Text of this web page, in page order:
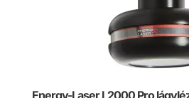
Energy-Laser L2000 Pro